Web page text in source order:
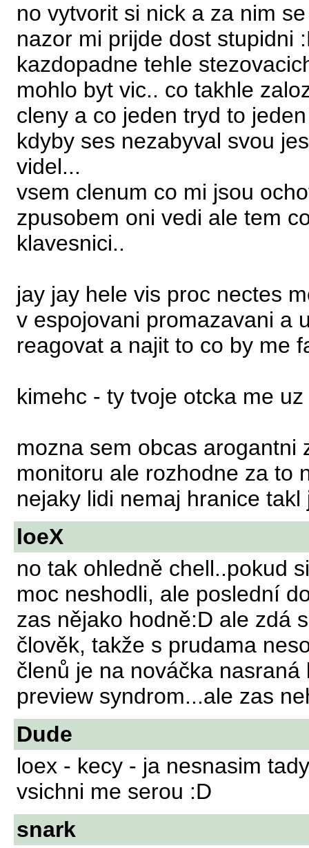
no vytvorit si nick a za nim
nazor mi prijde dost stupidni
kazdopadne tehle
mohlo byt vic.. co takhle
cleny a co jeden tryd to
kdyby ses nezabyval svou
videl...
vsem clenum co mi jsou
zpusobem oni vedi ale tem
klavesnici..
jay jay hele vis proc nectes
v espojovani promazavani a
reagovat a najit to co by me
kimehc - ty tvoje otcka me
mozna sem obcas arogantni
monitoru ale rozhodne za to
nejaky lidi nemaj hranice
loeX
no tak ohledně chell..pokud
moc neshodli, ale poslední
zas nějako hodně:D ale zdá
člověk, takže s prudama
členů je na nováčka
preview syndrom...ale zas
Dude
loex - kecy - ja nesnasim
vsichni me serou :D
snark